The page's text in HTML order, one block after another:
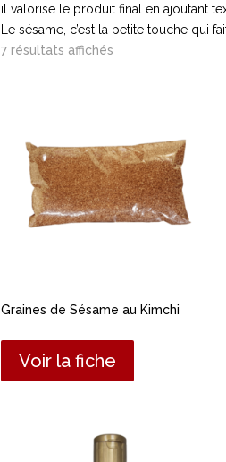
il valorise le produit final en ajoutant
Le sésame, c’est la petite touche qui
7 résultats affichés
Graines de Sésame au Kimchi
Voir la fiche